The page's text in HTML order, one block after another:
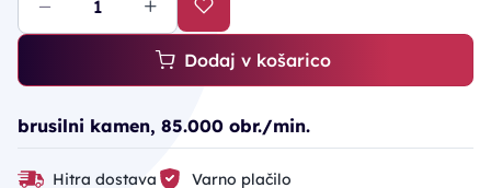
Dodaj v košarico
brusilni kamen, 85.000 obr./min.
Hitra dostava
Varno plačilo